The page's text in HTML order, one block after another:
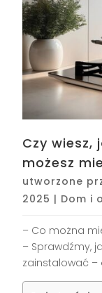
Czy wiesz,
możesz
utworzone
2025 | Dom i
– Co można
– Sprawdźmy,
zainstalować